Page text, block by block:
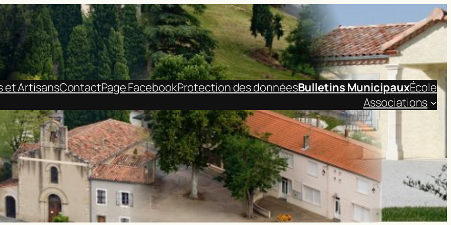
et ArtisansContactPage FacebookProtection des donnéesBulletins MunicipauxÉcole
Associations